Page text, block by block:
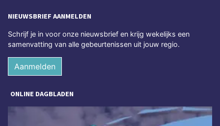
NIEUWSBRIEF AANMELDEN
Schrijf je in voor onze nieuwsbrief en krijg wekelijks een
samenvatting van alle gebeurtenissen uit jouw regio.
Aanmelden
ONLINE DAGBLADEN